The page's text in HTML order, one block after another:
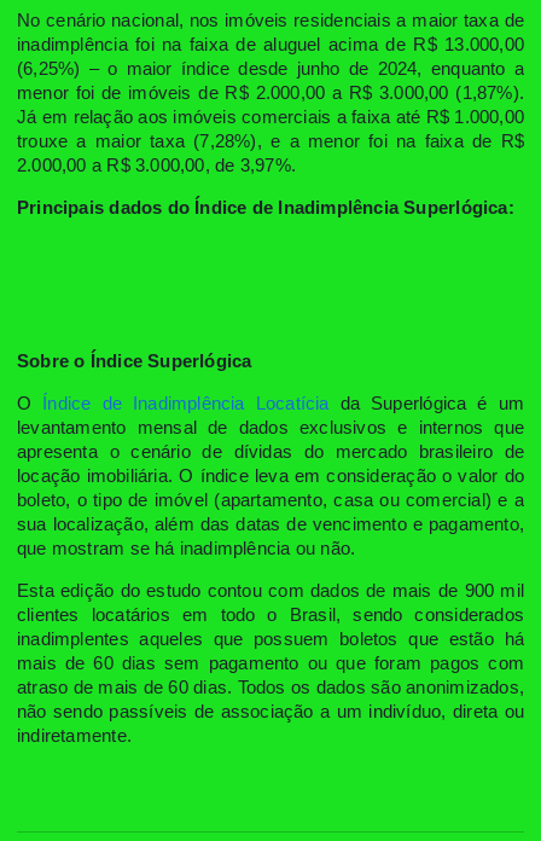
No cenário nacional, nos imóveis residenciais a maior taxa de
inadimplência foi na faixa de aluguel acima de R$ 13.000,00
(6,25%) – o maior índice desde junho de 2024, enquanto a
menor foi de imóveis de R$ 2.000,00 a R$ 3.000,00 (1,87%).
Já em relação aos imóveis comerciais a faixa até R$ 1.000,00
trouxe a maior taxa (7,28%), e a menor foi na faixa de R$
2.000,00 a R$ 3.000,00, de 3,97%.
Principais dados do Índice de Inadimplência Superlógica:
Sobre o Índice Superlógica
O Índice de Inadimplência Locatícia da Superlógica é um
levantamento mensal de dados exclusivos e internos que
apresenta o cenário de dívidas do mercado brasileiro de
locação imobiliária. O índice leva em consideração o valor do
boleto, o tipo de imóvel (apartamento, casa ou comercial) e a
sua localização, além das datas de vencimento e pagamento,
que mostram se há inadimplência ou não.
Esta edição do estudo contou com dados de mais de 900 mil
clientes locatários em todo o Brasil, sendo considerados
inadimplentes aqueles que possuem boletos que estão há
mais de 60 dias sem pagamento ou que foram pagos com
atraso de mais de 60 dias. Todos os dados são anonimizados,
não sendo passíveis de associação a um indivíduo, direta ou
indiretamente.